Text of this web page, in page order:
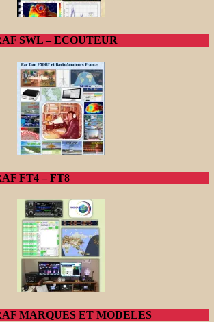
SWL – ECOUTEUR
FT4 – FT8
MARQUES ET MODELES